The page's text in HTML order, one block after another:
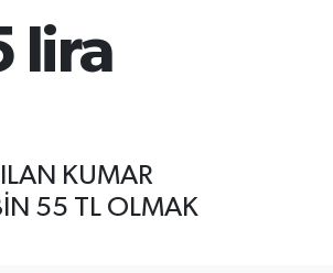
lira
KUMAR
55 TL OLMAK